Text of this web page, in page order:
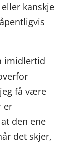
kanskje
imidlertid
jeg få være
er
den ene
det skjer,